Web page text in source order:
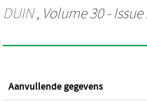
DUIN, Volume 30 - Issue
Aanvullende gegevens